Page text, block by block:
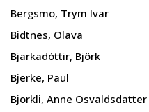
Bergsmo, Trym Ivar
Bidtnes, Olava
Bjarkadóttir, Björk
Bjerke, Paul
Bjorkli, Anne Osvaldsdatter